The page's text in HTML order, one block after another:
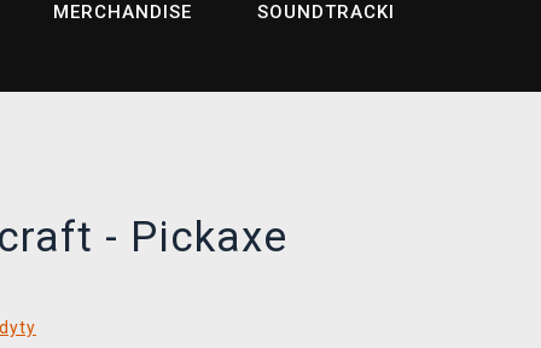
MERCHANDISE SOUNDTRACKI
- Pickaxe